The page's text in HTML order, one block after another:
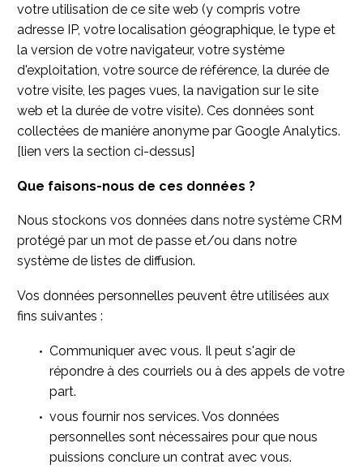
votre utilisation de ce site web (y compris votre
adresse IP, votre localisation géographique, le type et
la version de votre navigateur, votre système
d'exploitation, votre source de référence, la durée de
votre visite, les pages vues, la navigation sur le site
web et la durée de votre visite). Ces données sont
collectées de manière anonyme par Google Analytics.
[lien vers la section ci-dessus]
Que faisons-nous de ces données ?
Nous stockons vos données dans notre système CRM
protégé par un mot de passe et/ou dans notre
système de listes de diffusion.
Vos données personnelles peuvent être utilisées aux
fins suivantes :
Communiquer avec vous. Il peut s'agir de
répondre à des courriels ou à des appels de votre
part.
vous fournir nos services. Vos données
personnelles sont nécessaires pour que nous
puissions conclure un contrat avec vous.